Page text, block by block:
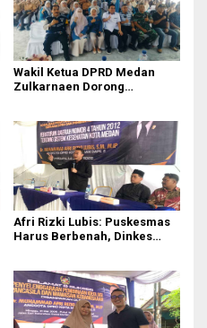
Wakil Ketua DPRD Medan
Zulkarnaen Dorong
Era Digital
Afri Rizki Lubis: Puskesmas
Harus Berbenah, Dinkes